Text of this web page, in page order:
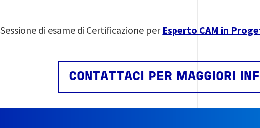
Sessione di esame di Certificazione per Esperto CAM in
CONTATTACI PER MAGGIORI